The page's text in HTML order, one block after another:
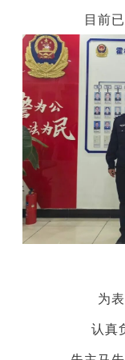
目前
为
认真